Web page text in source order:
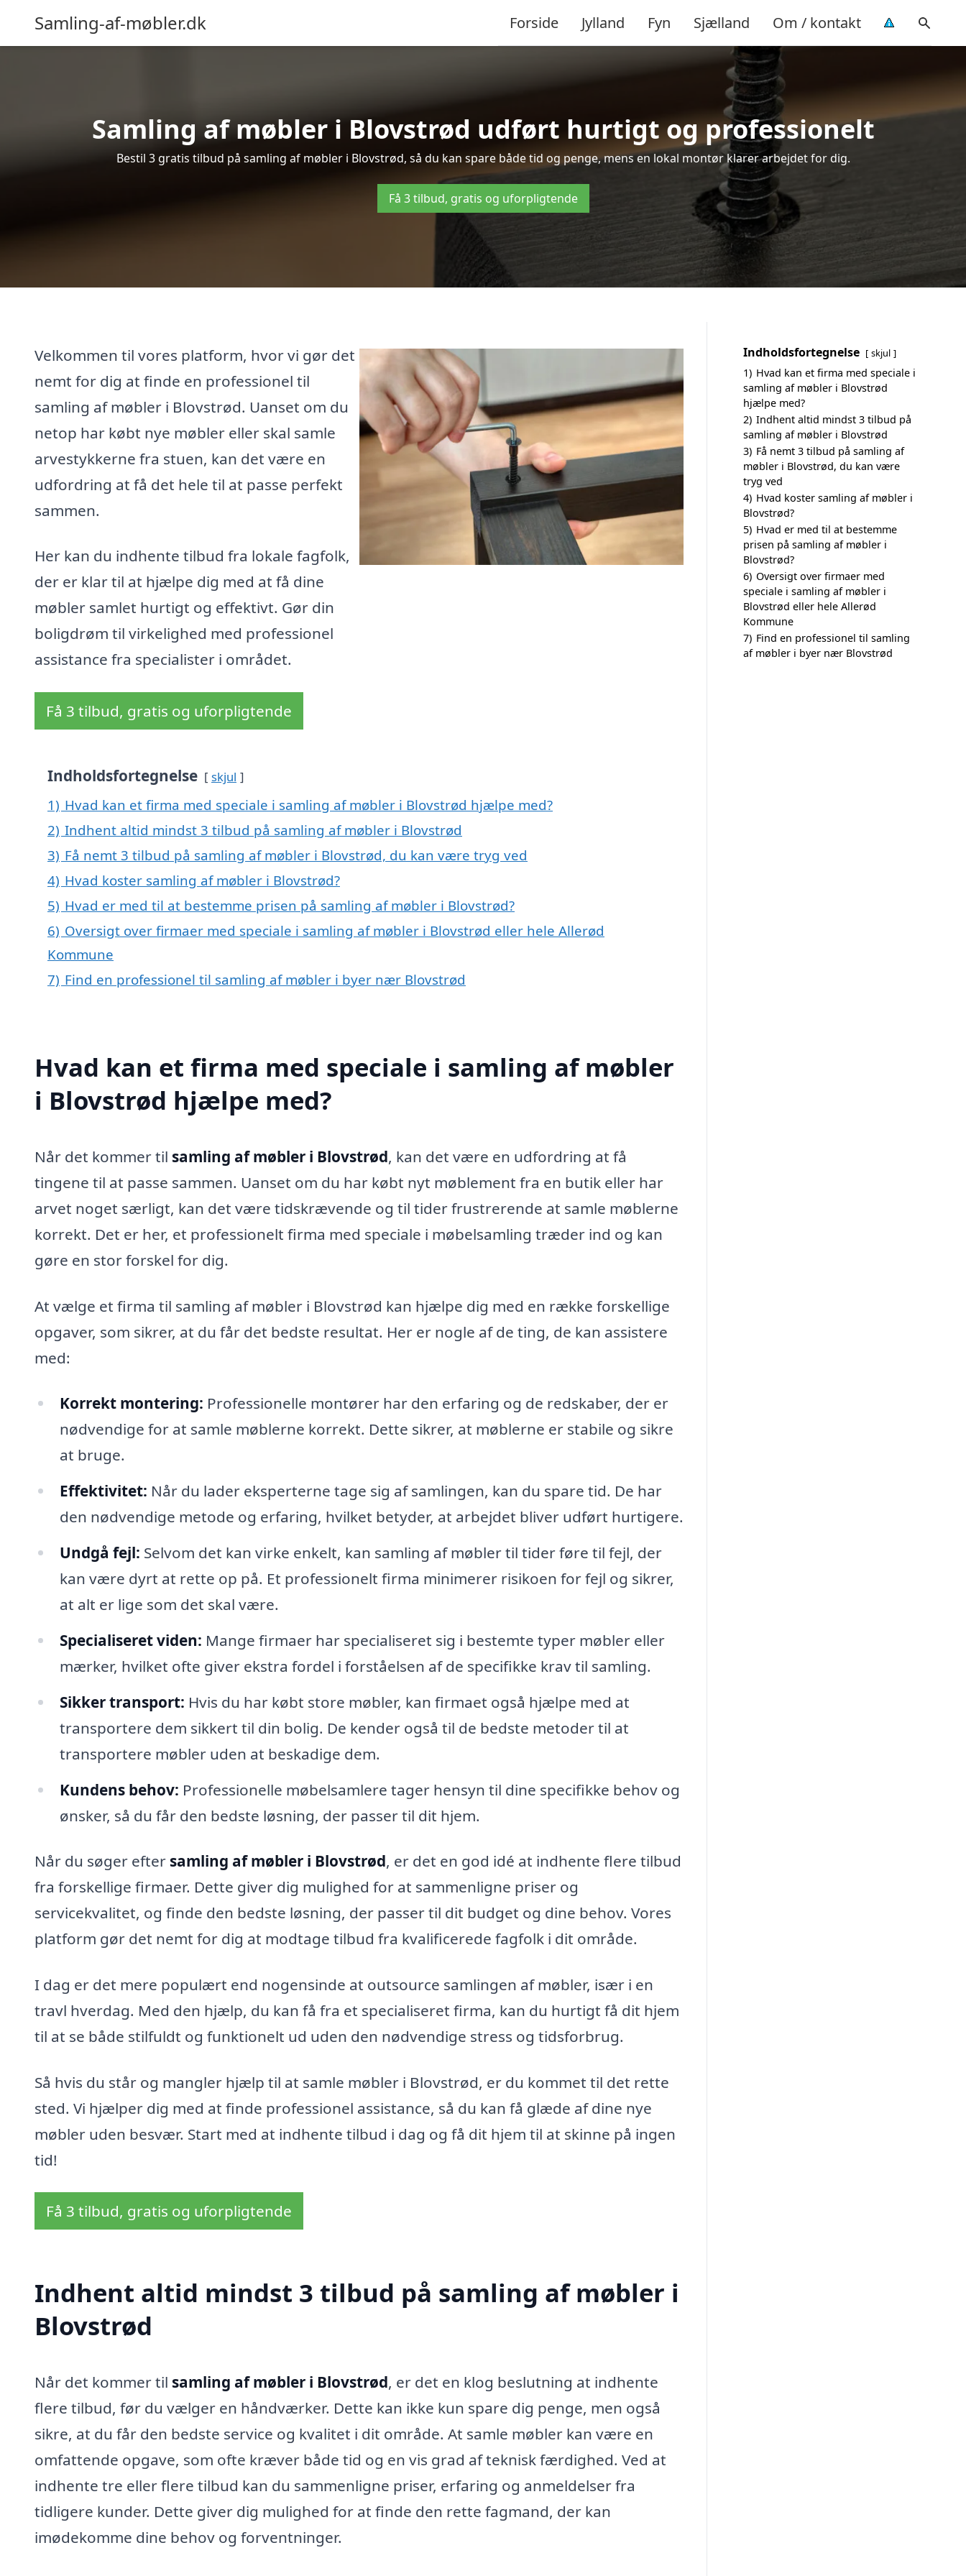
Samling-af-møbler.dk Forside Jylland Fyn Sjælland Om / kontakt
Samling af møbler i Blovstrød udført hurtigt og professionelt
Bestil 3 gratis tilbud på samling af møbler i Blovstrød, så du kan spare både tid og penge, mens en lokal montør klarer arbejdet for dig.
Få 3 tilbud, gratis og uforpligtende
Velkommen til vores platform, hvor vi gør det
nemt for dig at finde en professionel til
samling af møbler i Blovstrød. Uanset om du
netop har købt nye møbler eller skal samle
arvestykkerne fra stuen, kan det være en
udfordring at få det hele til at passe perfekt
sammen.
Her kan du indhente tilbud fra lokale fagfolk,
der er klar til at hjælpe dig med at få dine
møbler samlet hurtigt og effektivt. Gør din
boligdrøm til virkelighed med professionel
assistance fra specialister i området.
Få 3 tilbud, gratis og uforpligtende
Indholdsfortegnelse skjul
1) Hvad kan et firma med speciale i samling af møbler i Blovstrød hjælpe med?
2) Indhent altid mindst 3 tilbud på samling af møbler i Blovstrød
3) Få nemt 3 tilbud på samling af møbler i Blovstrød, du kan være tryg ved
4) Hvad koster samling af møbler i Blovstrød?
5) Hvad er med til at bestemme prisen på samling af møbler i Blovstrød?
6) Oversigt over firmaer med speciale i samling af møbler i Blovstrød eller hele Allerød
Kommune
7) Find en professionel til samling af møbler i byer nær Blovstrød
Hvad kan et firma med speciale i samling af møbler
i Blovstrød hjælpe med?
Når det kommer til samling af møbler i Blovstrød, kan det være en udfordring at få
tingene til at passe sammen. Uanset om du har købt nyt møblement fra en butik eller har
arvet noget særligt, kan det være tidskrævende og til tider frustrerende at samle møblerne
korrekt. Det er her, et professionelt firma med speciale i møbelsamling træder ind og kan
gøre en stor forskel for dig.
At vælge et firma til samling af møbler i Blovstrød kan hjælpe dig med en række forskellige
opgaver, som sikrer, at du får det bedste resultat. Her er nogle af de ting, de kan assistere
med:
Korrekt montering: Professionelle montører har den erfaring og de redskaber, der er
nødvendige for at samle møblerne korrekt. Dette sikrer, at møblerne er stabile og sikre
at bruge.
Effektivitet: Når du lader eksperterne tage sig af samlingen, kan du spare tid. De har
den nødvendige metode og erfaring, hvilket betyder, at arbejdet bliver udført hurtigere.
Undgå fejl: Selvom det kan virke enkelt, kan samling af møbler til tider føre til fejl, der
kan være dyrt at rette op på. Et professionelt firma minimerer risikoen for fejl og sikrer,
at alt er lige som det skal være.
Specialiseret viden: Mange firmaer har specialiseret sig i bestemte typer møbler eller
mærker, hvilket ofte giver ekstra fordel i forståelsen af de specifikke krav til samling.
Sikker transport: Hvis du har købt store møbler, kan firmaet også hjælpe med at
transportere dem sikkert til din bolig. De kender også til de bedste metoder til at
transportere møbler uden at beskadige dem.
Kundens behov: Professionelle møbelsamlere tager hensyn til dine specifikke behov og
ønsker, så du får den bedste løsning, der passer til dit hjem.
Når du søger efter samling af møbler i Blovstrød, er det en god idé at indhente flere tilbud
fra forskellige firmaer. Dette giver dig mulighed for at sammenligne priser og
servicekvalitet, og finde den bedste løsning, der passer til dit budget og dine behov. Vores
platform gør det nemt for dig at modtage tilbud fra kvalificerede fagfolk i dit område.
I dag er det mere populært end nogensinde at outsource samlingen af møbler, især i en
travl hverdag. Med den hjælp, du kan få fra et specialiseret firma, kan du hurtigt få dit hjem
til at se både stilfuldt og funktionelt ud uden den nødvendige stress og tidsforbrug.
Så hvis du står og mangler hjælp til at samle møbler i Blovstrød, er du kommet til det rette
sted. Vi hjælper dig med at finde professionel assistance, så du kan få glæde af dine nye
møbler uden besvær. Start med at indhente tilbud i dag og få dit hjem til at skinne på ingen
tid!
Få 3 tilbud, gratis og uforpligtende
Indhent altid mindst 3 tilbud på samling af møbler i
Blovstrød
Når det kommer til samling af møbler i Blovstrød, er det en klog beslutning at indhente
flere tilbud, før du vælger en håndværker. Dette kan ikke kun spare dig penge, men også
sikre, at du får den bedste service og kvalitet i dit område. At samle møbler kan være en
omfattende opgave, som ofte kræver både tid og en vis grad af teknisk færdighed. Ved at
indhente tre eller flere tilbud kan du sammenligne priser, erfaring og anmeldelser fra
tidligere kunder. Dette giver dig mulighed for at finde den rette fagmand, der kan
imødekomme dine behov og forventninger.
Indholdsfortegnelse skjul
1) Hvad kan et firma med speciale i
samling af møbler i Blovstrød
hjælpe med?
2) Indhent altid mindst 3 tilbud på
samling af møbler i Blovstrød
3) Få nemt 3 tilbud på samling af
møbler i Blovstrød, du kan være
tryg ved
4) Hvad koster samling af møbler i
Blovstrød?
5) Hvad er med til at bestemme
prisen på samling af møbler i
Blovstrød?
6) Oversigt over firmaer med
speciale i samling af møbler i
Blovstrød eller hele Allerød
Kommune
7) Find en professionel til samling
af møbler i byer nær Blovstrød